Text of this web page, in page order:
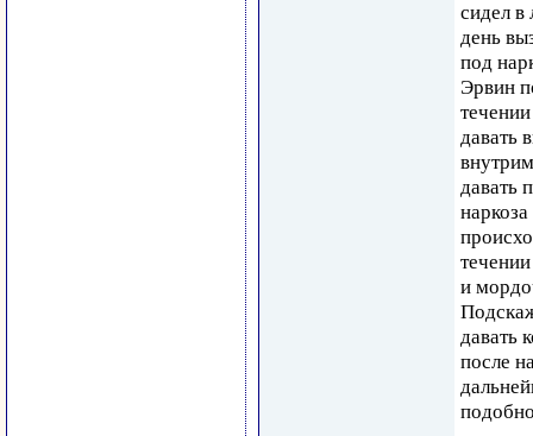
сидел в
день
под
Эрвин
давать
давать
и
давать
после